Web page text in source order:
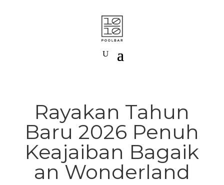
Rayakan Tahun
Baru 2026 Penuh
Keajaiban Bagaik
an Wonderland